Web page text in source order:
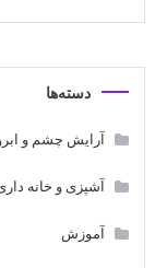
دسته‌ها
آرایش چشم و
آشپزی و خانه
آموزش